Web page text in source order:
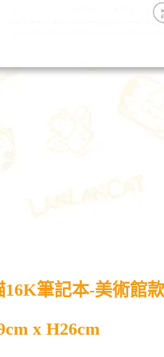
16K筆記本-美術館款
x H26cm